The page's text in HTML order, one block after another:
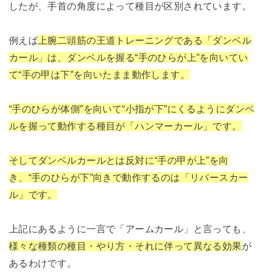
したが、手首の角度によって種目が区別されています。
例えば 上腕二頭筋の王道トレーニングである「ダンベル
カール」は、ダンベルを握る“手のひらが上”を向いてい
て“手の甲は下”を向いたまま動作します。
“手のひらが体側”を向いて“小指が下”にくるようにダンベ
ルを握って動作する種目が「ハンマーカール」です。
そしてダンベルカールとは反対に“手の甲が上”を向
き、“手のひらが下”向きで動作するのは「リバースカー
ル」です。
上記にあるように一言で「アームカール」と言っても、
様々な種類の種目・やり方・それに伴って異なる効果が
あるわけです。